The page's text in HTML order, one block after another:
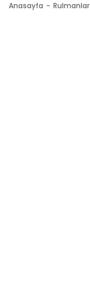
Anasayfa Rulmanlar